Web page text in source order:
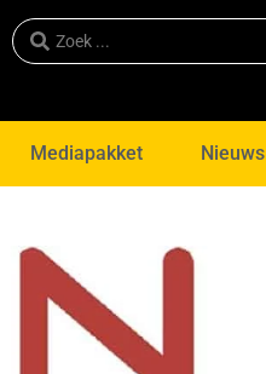
Mediapakket Nieuws